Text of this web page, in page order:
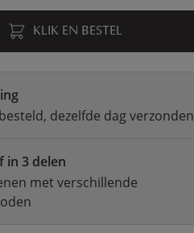
KLIK EN BESTEL
dezelfde dag verzonden
in 3 delen
met verschillende